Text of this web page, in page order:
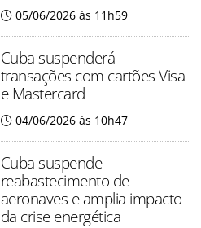
05/06/2026 às 11h59
Cuba suspenderá
transações com cartões Visa
e Mastercard
04/06/2026 às 10h47
Cuba suspende
reabastecimento de
aeronaves e amplia impacto
da crise energética